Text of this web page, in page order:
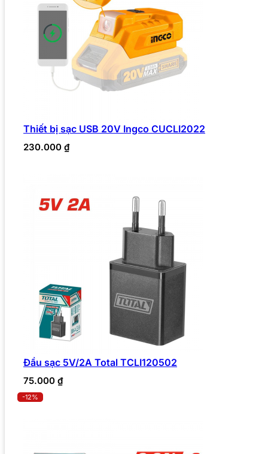
Thiết bị sạc USB 20V Ingco CUCLI2022
230.000 ₫
Đầu sạc 5V/2A Total TCLI120502
75.000 ₫
-12%